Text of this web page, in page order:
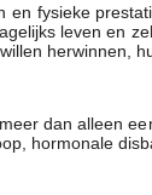
fysieke
leven en
herwinnen,
dan alleen
hormonale